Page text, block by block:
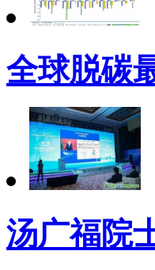
全球脱碳
汤广福院